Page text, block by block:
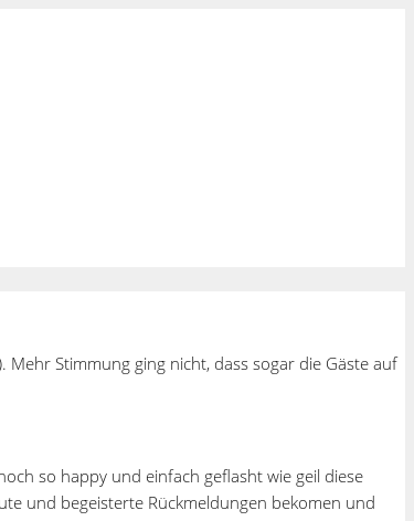
Stimmung ging nicht, dass sogar die Gäste auf
so happy und einfach geflasht wie geil diese
und begeisterte Rückmeldungen bekomen und